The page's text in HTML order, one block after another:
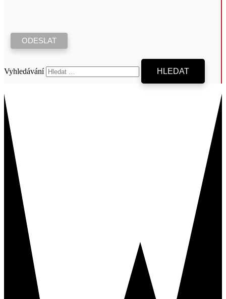
Vyhledávání